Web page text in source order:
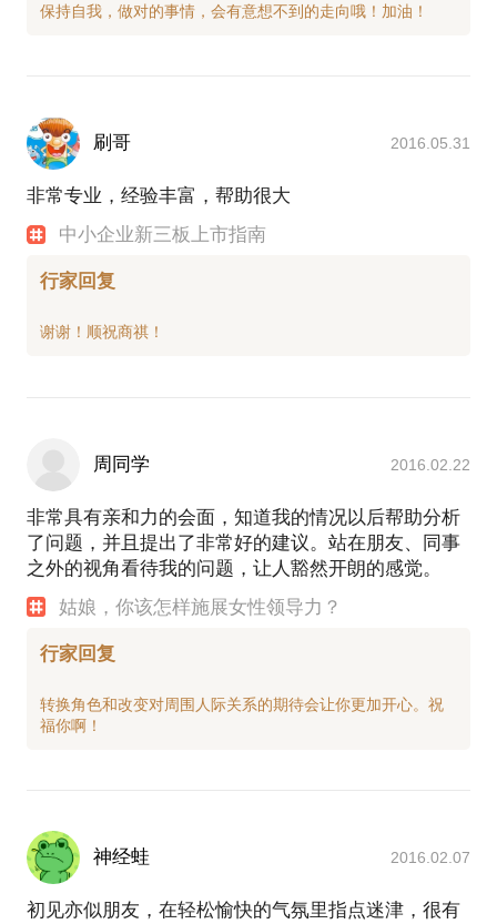
刷哥 2016.05.31
非常专业，经验丰富，帮助很大
中小企业新三板上市指南
行家回复
周同学 2016.02.22
非常具有亲和力的会面，知道我的情况以后帮助分析
了问题，并且提出了非常好的建议。站在朋友、同事
之外的视角看待我的问题，让人豁然开朗的感觉。
姑娘，你该怎样施展女性领导力？
行家回复
转换角色和改变对周围人际关系的期待会让你更加开心。祝
神经蛙 2016.02.07
初见亦似朋友，在轻松愉快的气氛里指点迷津，很有